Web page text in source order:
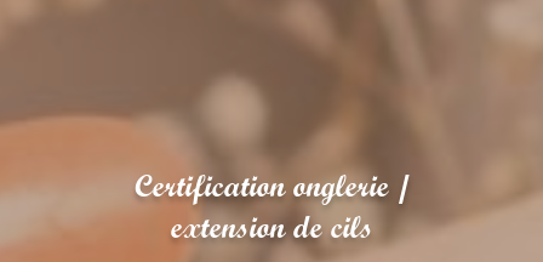
Certification onglerie /
extension de cils